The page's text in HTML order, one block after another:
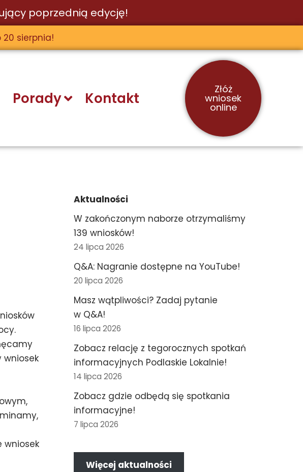
poprzednią edycję!
sierpnia!
Porady Kontakt
Złóż
wniosek
online
wniosek
wniosek
Aktualności
W zakończonym naborze otrzymaliśmy
139 wniosków!
24 lipca 2026
Q&A: Nagranie dostępne na YouTube!
20 lipca 2026
Masz wątpliwości? Zadaj pytanie
w Q&A!
16 lipca 2026
Zobacz relację z tegorocznych spotkań
informacyjnych Podlaskie Lokalnie!
14 lipca 2026
Zobacz gdzie odbędą się spotkania
informacyjne!
7 lipca 2026
Więcej aktualności